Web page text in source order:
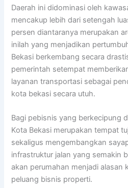
Daerah ini didominasi oleh
mencakup lebih dari setengah
persen diantaranya merupakan
inilah yang menjadikan
Bekasi berkembang secara
pemerintah setempat
layanan transportasi sebagai
kota bekasi secara utuh.
Bagi pebisnis yang berkecipung
Kota Bekasi merupakan tempat
sekaligus mengembangkan
infrastruktur jalan yang semakin
akan perumahan menjadi alasan
peluang bisnis properti.